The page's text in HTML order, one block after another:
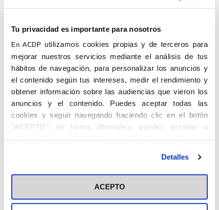
Tu privacidad es importante para nosotros
En ACDP utilizamos cookies propias y de terceros para
mejorar nuestros servicios mediante el análisis de tus
hábitos de navegación, para personalizar los anuncios y
el contenido según tus intereses, medir el rendimiento y
obtener información sobre las audiencias que vieron los
anuncios y el contenido. Puedes aceptar todas las
cookies y seguir navegando haciendo clic en el botón
“ACEPTO”; de forma alternativa, puedes acceder a
información más detallada y cambiar tus preferencias
en el botón "Personalizar". Para más información puedes
visitar nuestra Política de Cookies
Detalles
ACEPTO
Centro de
adscripción
Murcia
nacimiento
Olula del
Río
(Almería)
Lugar de
GARCÍA GARCÍA, Clemente. Olula del Río
(Almería), 29.VI.1936. Funcionario de la
Diputación Provincial.
Estudió Derecho en Murcia, y obtuvo la